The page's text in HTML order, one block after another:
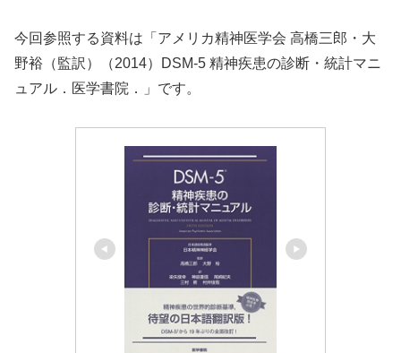
今回参照する資料は「アメリカ精神医学会 高橋三郎・大
野裕（監訳）（2014）DSM-5 精神疾患の診断・統計マニ
ュアル．医学書院．」です。